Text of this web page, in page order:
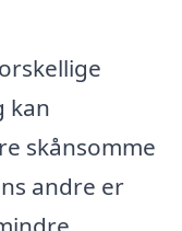
kan
skånsomme
andre er